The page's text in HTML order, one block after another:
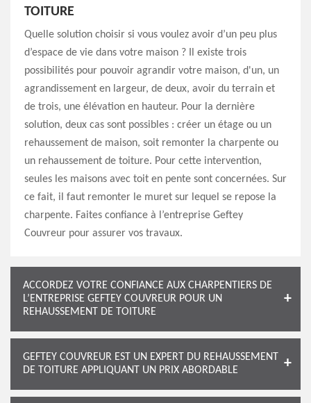
TOITURE
Quelle solution choisir si vous voulez avoir d’un peu plus
d’espace de vie dans votre maison ? Il existe trois
possibilités pour pouvoir agrandir votre maison, d'un, un
agrandissement en largeur, de deux, avoir du terrain et
de trois, une élévation en hauteur. Pour la dernière
solution, deux cas sont possibles : créer un étage ou un
rehaussement de maison, soit remonter la charpente ou
un rehaussement de toiture. Pour cette intervention,
seules les maisons avec toit en pente sont concernées. Sur
ce fait, il faut remonter le muret sur lequel se repose la
charpente. Faites confiance à l’entreprise Geftey
Couvreur pour assurer vos travaux.
ACCORDEZ VOTRE CONFIANCE AUX CHARPENTIERS DE
L’ENTREPRISE GEFTEY COUVREUR POUR UN
REHAUSSEMENT DE TOITURE
GEFTEY COUVREUR EST UN EXPERT DU REHAUSSEMENT
DE TOITURE APPLIQUANT UN PRIX ABORDABLE